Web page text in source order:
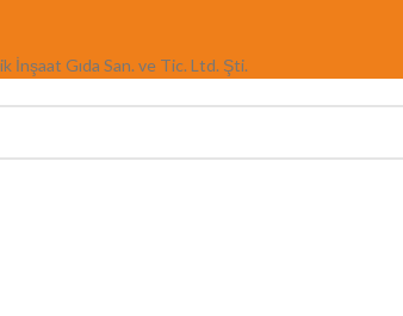
İnşaat Gıda San. ve Tic. Ltd. Şti.